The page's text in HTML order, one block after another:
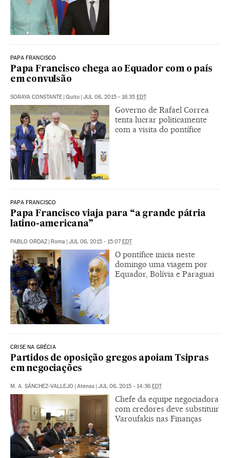
PAPA FRANCISCO
Papa Francisco chega ao Equador com o país
em convulsão
SORAYA CONSTANTE | Quito | JUL 06, 2015 - 16:35 EDT
Governo de Rafael Correa
tenta lucrar politicamente
com a visita do pontífice
PAPA FRANCISCO
Papa Francisco viaja para “a grande pátria
latino-americana”
PABLO ORDAZ | Roma | JUL 06, 2015 - 15:07EDT
O pontífice inicia neste
domingo uma viagem por
Equador, Bolívia e Paraguai
CRISE NA GRÉCIA
Partidos de oposição gregos apoiam Tsipras
em negociações
M. A. SÁNCHEZ-VALLEJO | Atenas | JUL 06, 2015 - 14:36 EDT
Chefe da equipe negociadora
com credores deve substituir
Varoufakis nas Finanças